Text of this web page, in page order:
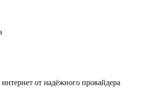
от надёжного провайдера